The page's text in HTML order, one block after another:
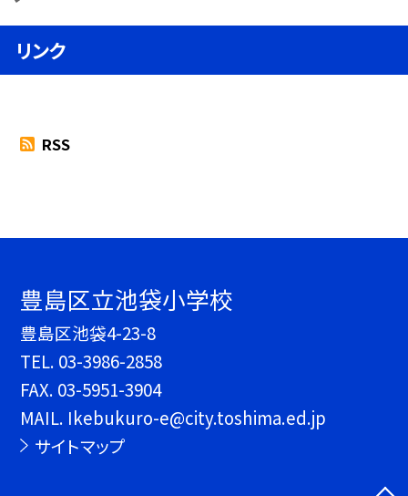
リンク
RSS
豊島区立池袋小学校
豊島区池袋4-23-8
TEL. 03-3986-2858
FAX. 03-5951-3904
MAIL. Ikebukuro-e@city.toshima.ed.jp
サイトマップ